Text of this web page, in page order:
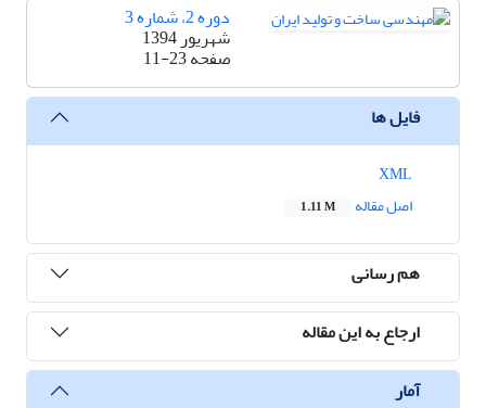
دوره 2، شماره 3
شهریور 1394
صفحه11-23
فایل ها
اصل مقاله
1.11 M
هم رسانی
ارجاع به این مقاله
آمار